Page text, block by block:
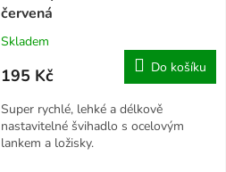
červená
Skladem
195 Kč Do košíku
Super rychlé, lehké a délkově
nastavitelné švihadlo s ocelovým
lankem a ložisky.